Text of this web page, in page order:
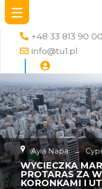
+48 33 813 90 00
info@tu1.pl
Ayia Napa →
WYCIECZKA
PROTARAS ZA
KORONKAMI I